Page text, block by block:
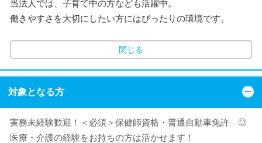
当法人では、子育て中の方なども活躍中。
働きやすさを大切にしたい方にはぴったりの環境です。
閉じる
対象となる方
実務未経験歓迎！＜必須＞保健師資格・普通自動車免許 ◎
医療・介護の経験をお持ちの方は活かせます！